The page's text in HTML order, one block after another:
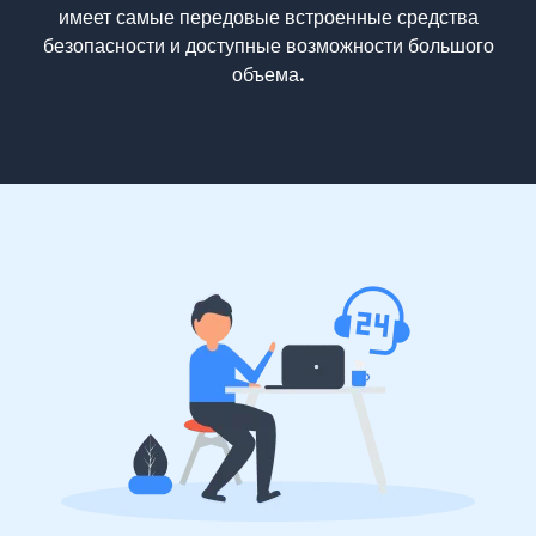
имеет самые передовые встроенные средства
безопасности и доступные возможности большого
объема.